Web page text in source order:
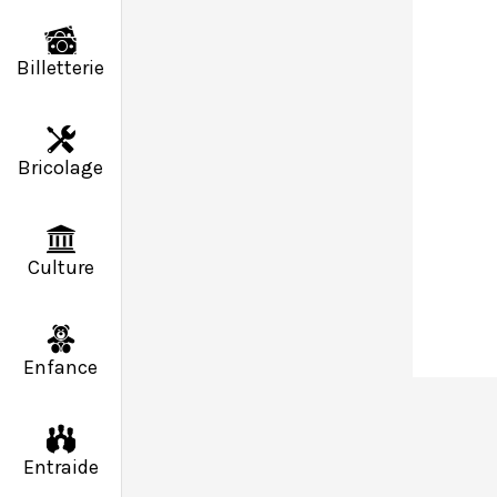
Billetterie
Bricolage
Culture
Enfance
Entraide